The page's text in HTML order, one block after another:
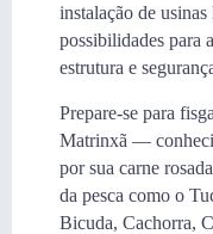
instalação de
possibilidades para
estrutura e
Prepare-se para
Matrinxã —
por sua carne
da pesca como o
Bicuda, Cachorra,